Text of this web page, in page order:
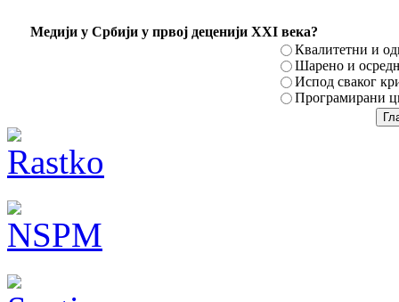
Mедији у Србији у првој деценији XXI века?
Квалитетни и
Шарено и
Испод сваког
Програмирани